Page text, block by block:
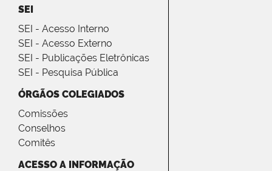
SEI
SEI - Acesso Interno
SEI - Acesso Externo
SEI - Publicações Eletrônicas
SEI - Pesquisa Pública
ÓRGÃOS COLEGIADOS
Comissões
Conselhos
Comitês
ACESSO A INFORMAÇÃO